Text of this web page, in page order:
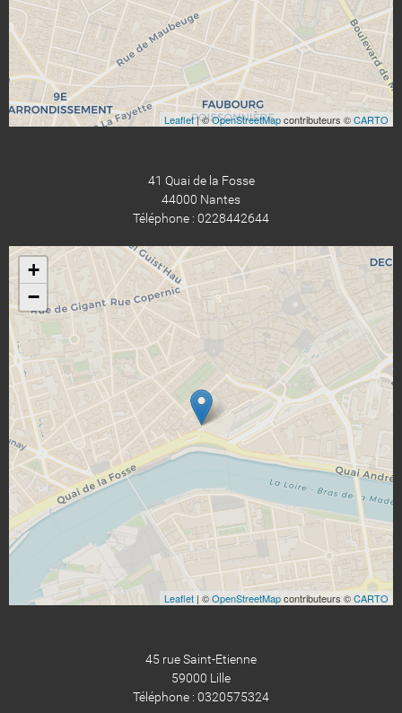
Leaflet| ©OpenStreetMapcontributeurs ©CARTO
41 Quai de la Fosse
44000 Nantes
Téléphone : 0228442644
+
−
Leaflet | ©OpenStreetMapcontributeurs ©CARTO
45 rue Saint-Etienne
59000 Lille
Téléphone : 0320575324